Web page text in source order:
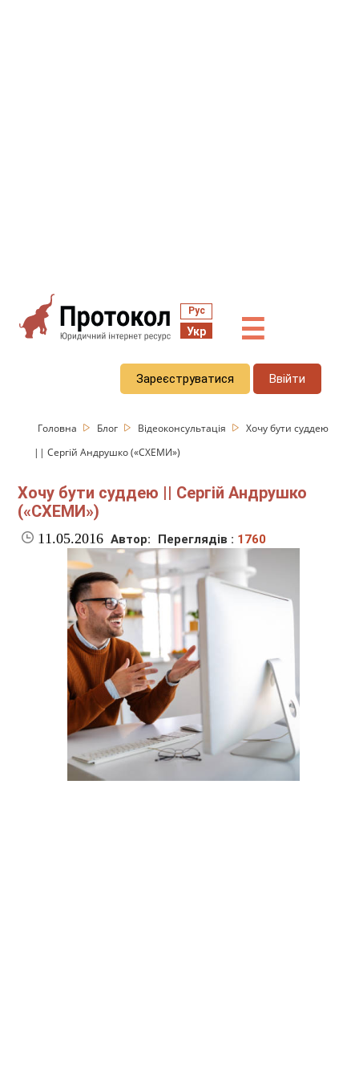
Рус
Укр ☰
Зареєструватися Ввійти
Головна Блог Відеоконсультація
Хочу бути суддею
|| Сергій Андрушко («СХЕМИ»)
Хочу бути суддею || Сергій Андрушко
(«СХЕМИ»)
11.05.2016 Автор: Переглядів : 1760